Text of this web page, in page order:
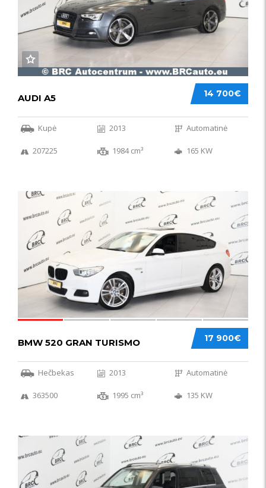
14 700€
AUDI A5
Kupė 2013 Automatinė
207225 1984 cm³ 165 KW
17 900€
BMW 520 GRAN TURISMO
Hečbekas 2013 Automatinė
363500 1995 cm³ 135 KW
IŠSKIRTINIS